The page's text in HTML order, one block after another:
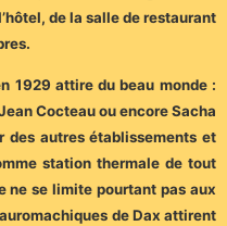
de la salle de restaurant
1929 attire du beau monde :
Cocteau ou encore Sacha
des autres établissements et
station thermale de tout
ne se limite pourtant pas aux
de Dax attirent